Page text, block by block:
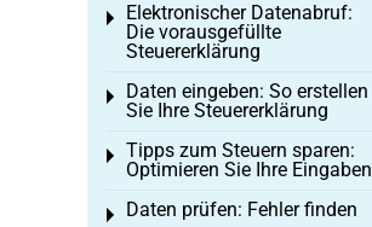
Elektronischer Datenabruf:
Die vorausgefüllte
Steuererklärung
Toggle menu
Daten eingeben: So erstellen
Sie Ihre Steuererklärung
Toggle menu
Tipps zum Steuern sparen:
Optimieren Sie Ihre Eingaben
Toggle menu
Daten prüfen: Fehler finden
Toggle menu